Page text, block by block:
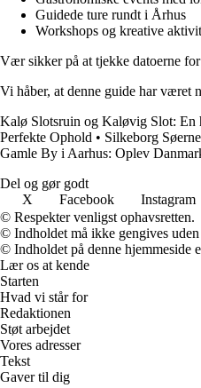
Guidede ture rundt i Århus
Workshops og kreative
Vær sikker på at tjekke datoerne
Vi håber, at denne guide har været
Kalø Slotsruin og Kaløvig Slot: En
Perfekte Ophold • Silkeborg
Gamle By i Aarhus: Oplev
Del og gør godt
X
Facebook Instagram
© Respekter venligst ophavsretten.
© Indholdet må ikke gengives
© Indholdet på denne hjemmeside
Lær os at kende
Starten
Hvad vi står for
Redaktionen
Støt arbejdet
Vores adresser
Tekst
Gaver til dig